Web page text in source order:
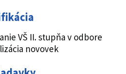
VŠ II. stupňa v odbore
novovek